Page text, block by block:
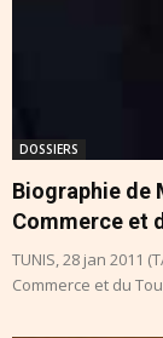
DOSSIERS
Biographie de
Commerce et
TUNIS, 28 jan 2011
Commerce et du